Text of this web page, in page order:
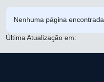
Nenhuma página encontrada.
Última Atualização em: